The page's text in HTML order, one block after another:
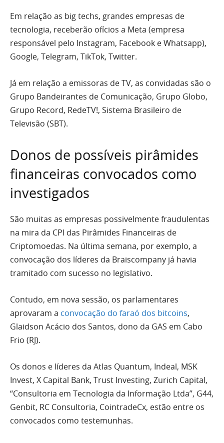
Em relação as big techs, grandes empresas de
tecnologia, receberão ofícios a Meta (empresa
responsável pelo Instagram, Facebook e Whatsapp),
Google, Telegram, TikTok, Twitter.
Já em relação a emissoras de TV, as convidadas são o
Grupo Bandeirantes de Comunicação, Grupo Globo,
Grupo Record, RedeTV!, Sistema Brasileiro de
Televisão (SBT).
Donos de possíveis pirâmides
financeiras convocados como
investigados
São muitas as empresas possivelmente fraudulentas
na mira da CPI das Pirâmides Financeiras de
Criptomoedas. Na última semana, por exemplo, a
convocação dos líderes da Braiscompany já havia
tramitado com sucesso no legislativo.
Contudo, em nova sessão, os parlamentares
aprovaram a convocação do faraó dos bitcoins,
Glaidson Acácio dos Santos, dono da GAS em Cabo
Frio (RJ).
Os donos e líderes da Atlas Quantum, Indeal, MSK
Invest, X Capital Bank, Trust Investing, Zurich Capital,
“Consultoria em Tecnologia da Informação Ltda”, G44,
Genbit, RC Consultoria, CointradeCx, estão entre os
convocados como testemunhas.